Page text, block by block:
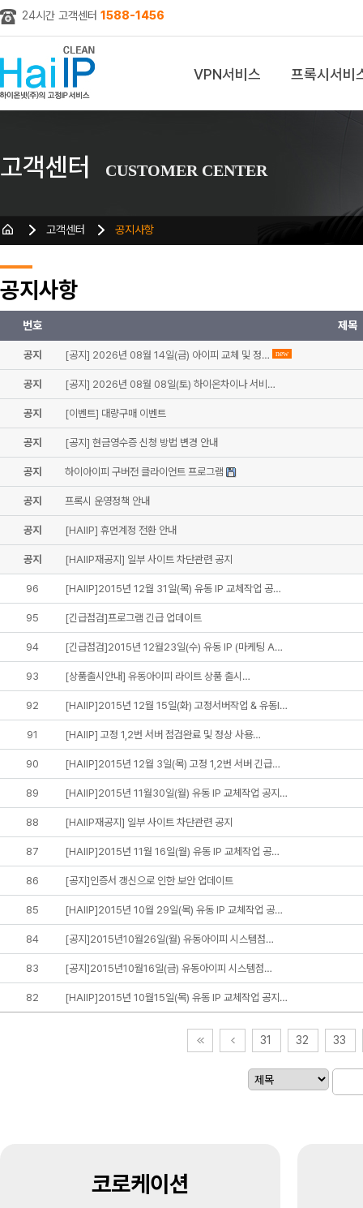
24시간 고객센터 1588-1456
VPN서비스 프록시서비
고객센터 CUSTOMER CENTER
고객센터 공지사항
공지사항
번호 제목
공지 [공지] 2026년 08월 14일(금) 아이피 교체 및 정… new
공지 [공지] 2026년 08월 08일(토) 하이온차이나 서비…
공지 [이벤트] 대량구매 이벤트
공지 [공지] 현금영수증 신청 방법 변경 안내
공지 하이아이피 구버전 클라이언트 프로그램
공지 프록시 운영정책 안내
공지 [HAIIP] 휴먼계정 전환 안내
공지 [HAIIP재공지] 일부 사이트 차단관련 공지
96 [HAIIP]2015년 12월 31일(목) 유동 IP 교체작업 공…
95 [긴급점검]프로그램 긴급 업데이트
94 [긴급점검]2015년 12월23일(수) 유동 IP (마케팅 A…
93 [상품출시안내] 유동아이피 라이트 상품 출시…
92 [HAIIP]2015년 12월 15일(화) 고정서버작업 & 유동I…
91 [HAIIP] 고정 1,2번 서버 점검완료 및 정상 사용…
90 [HAIIP]2015년 12월 3일(목) 고정 1,2번 서버 긴급…
89 [HAIIP]2015년 11월30일(월) 유동 IP 교체작업 공지…
88 [HAIIP재공지] 일부 사이트 차단관련 공지
87 [HAIIP]2015년 11월 16일(월) 유동 IP 교체작업 공…
86 [공지]인증서 갱신으로 인한 보안 업데이트
85 [HAIIP]2015년 10월 29일(목) 유동 IP 교체작업 공…
84 [공지]2015년10월26일(월) 유동아이피 시스템점…
83 [공지]2015년10월16일(금) 유동아이피 시스템점…
82 [HAIIP]2015년 10월15일(목) 유동 IP 교체작업 공지…
31 32 33
코로케이션